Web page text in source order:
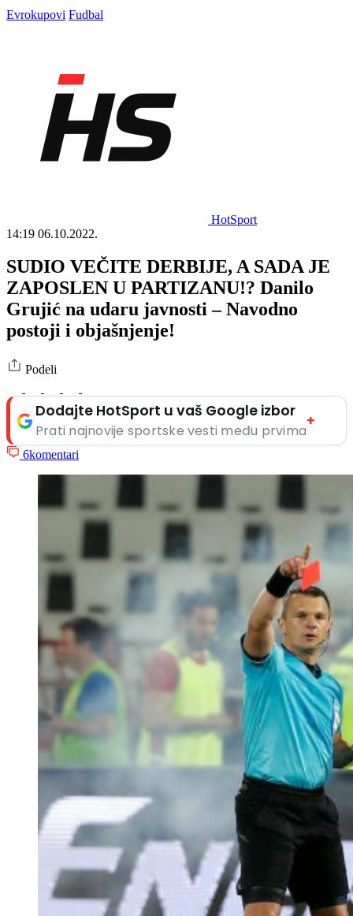
Evrokupovi Fudbal
HotSport
14:19 06.10.2022.
SUDIO VEČITE DERBIJE, A SADA JE
ZAPOSLEN U PARTIZANU!? Danilo
Grujić na udaru javnosti – Navodno
postoji i objašnjenje!
Podeli
Dodajte HotSport u vaš Google izbor
Prati najnovije sportske vesti među prvima
+
6komentari